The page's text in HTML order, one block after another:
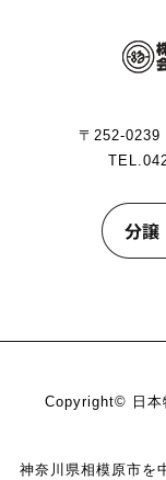
第２条（プ
日，住所，電話
クレジットカー
などとの間でな
録や，決済に関
いいます。）な
当社は，ユーザ
ウエア，購入し
境（携帯端末を
態，利用に際し
報などの履歴情
〒252-0239
Copyright© 日本
神奈川県相模原市を